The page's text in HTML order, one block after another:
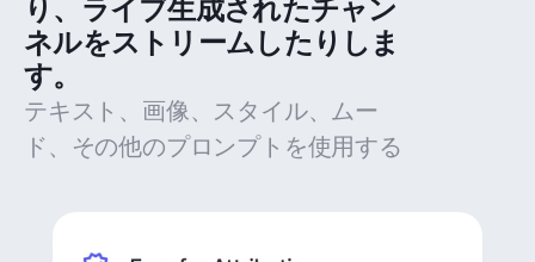
り、ライブ生成されたチャン
ネルをストリームしたりしま
す。
テキスト、画像、スタイル、ムー
ド、その他のプロンプトを使用する